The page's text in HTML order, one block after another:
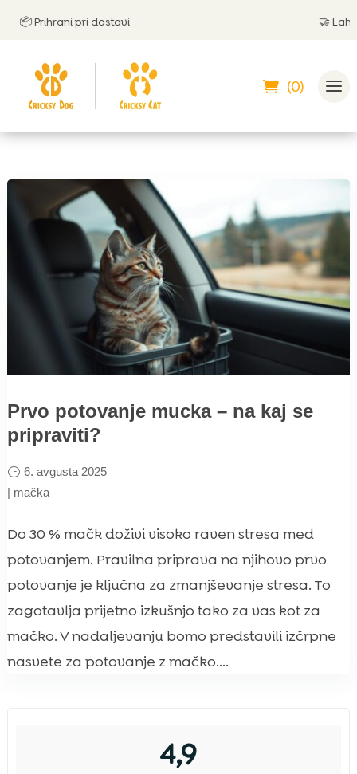
Prihrani pri dostavi Lahko
(0)
Prvo potovanje mucka – na kaj se
pripraviti?
6. avgusta 2025
| mačka
Do 30 % mačk doživi visoko raven stresa med
potovanjem. Pravilna priprava na njihovo prvo
potovanje je ključna za zmanjševanje stresa. To
zagotavlja prijetno izkušnjo tako za vas kot za
mačko. V nadaljevanju bomo predstavili izčrpne
nasvete za potovanje z mačko....
4,9